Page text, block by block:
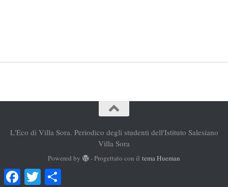
L'Eco di Villa Sora. Periodico degli studenti dell'Istituto Salesiano
Villa Sora
Powered by - Progettato con iltema Hueman
FacebookTwitter